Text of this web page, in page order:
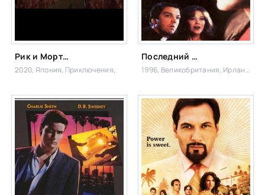
Рик и Морти: Самурай и Сёгун
2020, Япония, Приключения,
Последний из великих королей
1996, Великобритания, Ирландия, Дания,